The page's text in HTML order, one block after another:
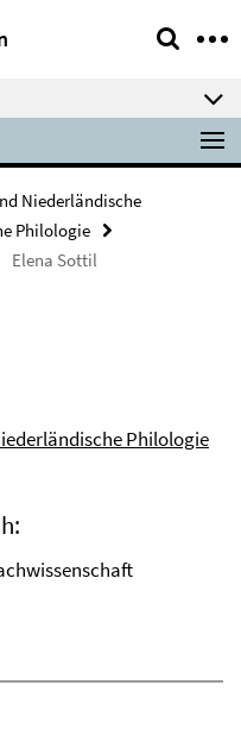
Niederländische
Philologie
Elena Sottil
Philologie